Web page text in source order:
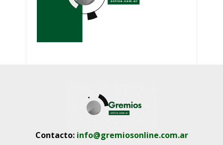
Contacto: info@gremiosonline.com.ar